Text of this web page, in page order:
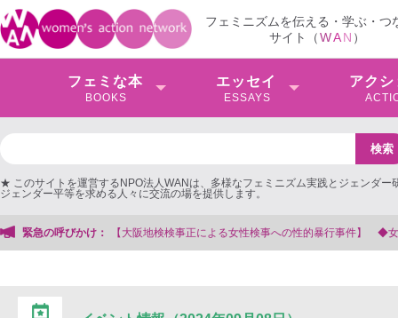
フェミニズムを伝える・学ぶ・つ
サイト（WAN ）
フェミな本
BOOKS
エッセイ
ESSAYS
アクシ
★ このサイトを運営するNPO法人WANは、多様なフェミニズム実践とジェンダー
ジェンダー平等を求める人々に交流の場を提供します。
緊急の呼びかけ：
よる女性検事への性的暴行事件】 ◆女性検事を支援する会事務局